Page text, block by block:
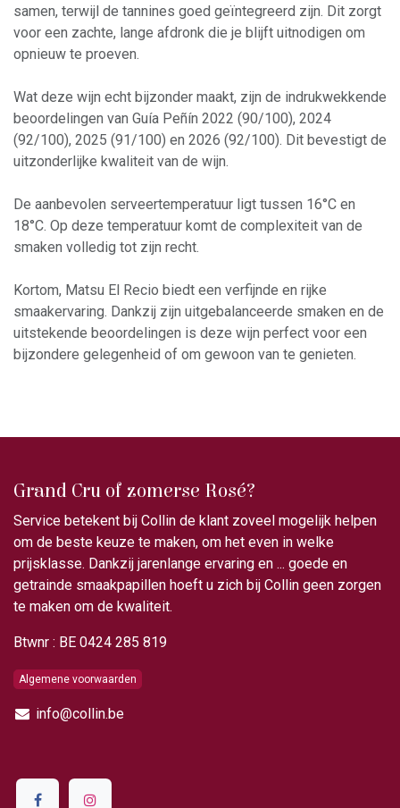
samen, terwijl de tannines goed geïntegreerd zijn. Dit zorgt
voor een zachte, lange afdronk die je blijft uitnodigen om
opnieuw te proeven.
Wat deze wijn echt bijzonder maakt, zijn de indrukwekkende
beoordelingen van Guía Peñín 2022 (90/100), 2024
(92/100), 2025 (91/100) en 2026 (92/100). Dit bevestigt de
uitzonderlijke kwaliteit van de wijn.
De aanbevolen serveertemperatuur ligt tussen 16°C en
18°C. Op deze temperatuur komt de complexiteit van de
smaken volledig tot zijn recht.
Kortom, Matsu El Recio biedt een verfijnde en rijke
smaakervaring. Dankzij zijn uitgebalanceerde smaken en de
uitstekende beoordelingen is deze wijn perfect voor een
bijzondere gelegenheid of om gewoon van te genieten.
Grand Cru of zomerse Rosé?
Service betekent bij Collin de klant zoveel mogelijk helpen
om de beste keuze te maken, om het even in welke
prijsklasse. Dankzij jarenlange ervaring en ... goede en
getrainde smaakpapillen hoeft u zich bij Collin geen zorgen
te maken om de kwaliteit.
Btwnr : BE 0424 285 819
Algemene voorwaarden
info@collin.be